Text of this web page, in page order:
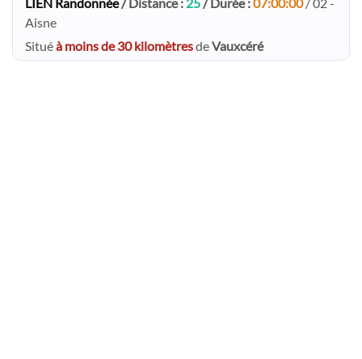
Aisne
Situéà moins de 30 kilomètresdeVauxcéré